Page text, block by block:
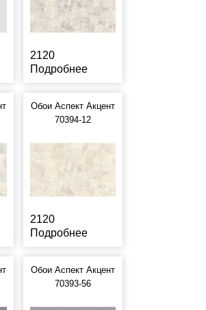
2120
Подробнее
Обои Аспект Акцент
70394-12
2120
Подробнее
Обои Аспект Акцент
70393-56